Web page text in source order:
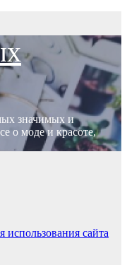
значимых и
о моде и красоте,
сайта